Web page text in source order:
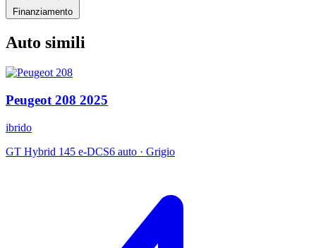
Finanziamento
Auto simili
Peugeot 208 2025
ibrido
GT Hybrid 145 e-DCS6 auto · Grigio